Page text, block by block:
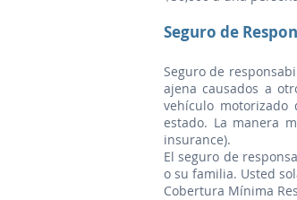
Seguro de
Seguro de
ajena causados a
vehículo
estado. La manera
insurance).
El seguro de
o su familia. Usted
Cobertura Mínima